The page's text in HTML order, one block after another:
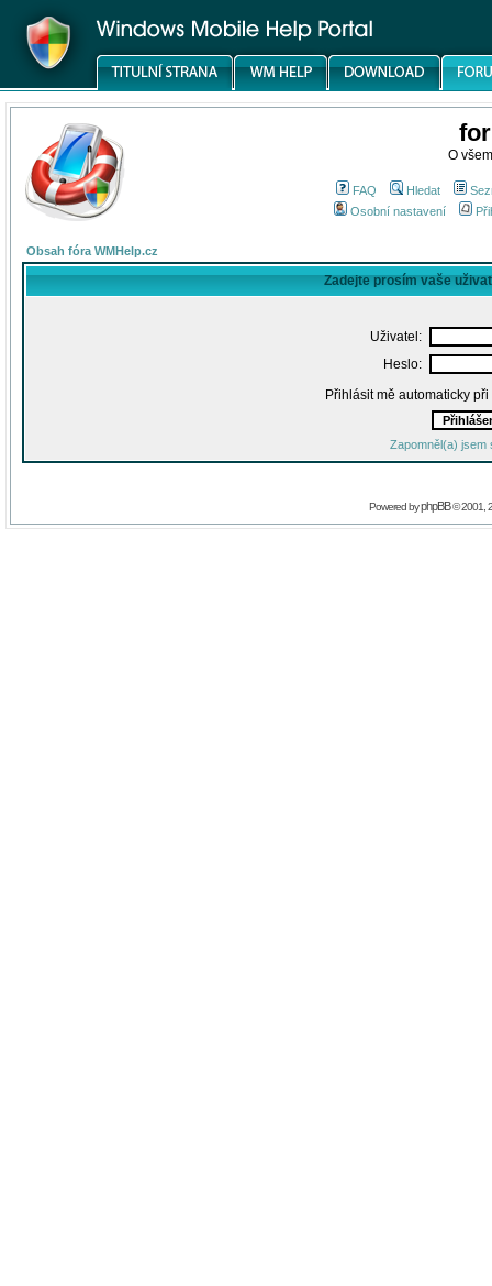
O
FAQ Hledat
Osobní nastavení
Obsah fóra WMHelp.cz
Zadejte prosím vaše
Uživatel:
Heslo:
Přihlásit mě automaticky
Zapomněl(a) jsem
Powered byphpBB© 2001,